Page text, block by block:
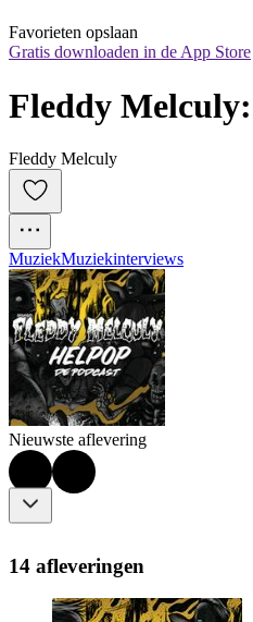
Favorieten opslaan
Gratis downloaden in de App Store
Fleddy
Fleddy Melculy
MuziekMuziekinterviews
Nieuwste aflevering
14 afleveringen